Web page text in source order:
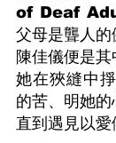
of Deaf
父母是聾人的
陳佳儀便是其
她在狹縫中
的苦、明她的
直到遇見以愛